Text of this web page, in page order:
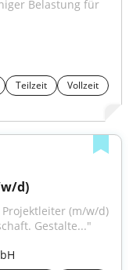
Belastung für
Teilzeit
Vollzeit
d)
(m/w/d)
Gestalte..."